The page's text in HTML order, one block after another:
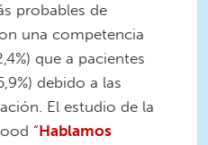
probables de
una competencia
que a pacientes
debido a las
El estudio de la
“Hablamos